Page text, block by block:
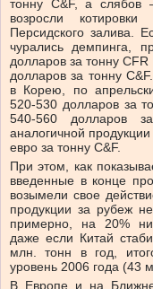
тонну C&F, а слябов
возросли
Персидского залива.
чурались демпинга,
долларов за тонну
долларов за тонну
в Корею, по
520-530 долларов за
540-560 долларов
аналогичной
евро за тонну C&F.
При этом, как
введенные в конце
возымели свое
продукции за рубеж
примерно, на 20%
даже если Китай
млн. тонн в год,
уровень 2006 года (43
В Европе и на